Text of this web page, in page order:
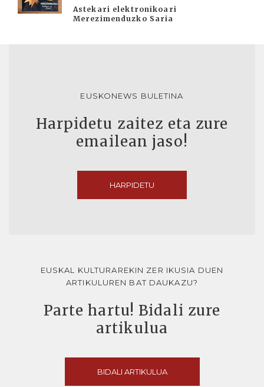
Astekari elektronikoari
Merezimenduzko Saria
EUSKONEWS BULETINA
Harpidetu zaitez eta zure
emailean jaso!
HARPIDETU
EUSKAL KULTURAREKIN ZER IKUSIA DUEN
ARTIKULUREN BAT DAUKAZU?
Parte hartu! Bidali zure
artikulua
BIDALI ARTIKULUA